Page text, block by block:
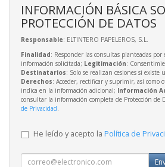
INFORMACIÓN BÁSICA
PROTECCIÓN DE DATOS
Responsable: ELTINTERO PAPELEROS, S.L.
Finalidad: Responder las consultas planteadas
información solicitada; Legitimación:
Destinatarios: Solo se realizan cesiones si existe
Derechos: Acceder, rectificar y suprimir, así como
indica en la información adicional; Información
consultar la información completa de Protección de
de Privacidad
He leído y acepto la Política de